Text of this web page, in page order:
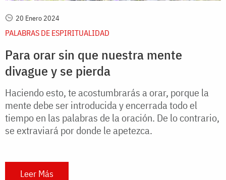
20 Enero 2024
PALABRAS DE ESPIRITUALIDAD
Para orar sin que nuestra mente
divague y se pierda
Haciendo esto, te acostumbrarás a orar, porque la
mente debe ser introducida y encerrada todo el
tiempo en las palabras de la oración. De lo contrario,
se extraviará por donde le apetezca.
Leer Más